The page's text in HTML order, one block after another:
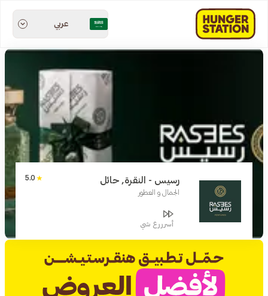
عربي
رسيس - النقرة, حائل
الجمال و العطور
5.0
أسرررع شي